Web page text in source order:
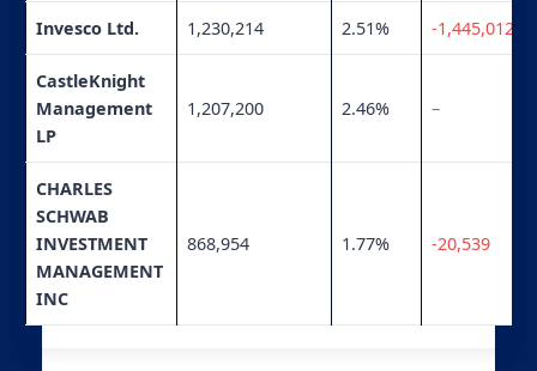
Invesco Ltd. 1,230,214 2.51% -1,445,012
CastleKnight
Management
LP
1,207,200 2.46% –
CHARLES
SCHWAB
INVESTMENT
MANAGEMENT
INC
868,954 1.77% -20,539